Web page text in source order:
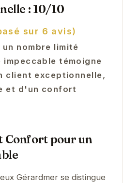
: 10/10
sur 6 avis)
un nombre limité
témoigne
client exceptionnelle,
et d'un confort
Confort pour un
Gérardmer se distingue